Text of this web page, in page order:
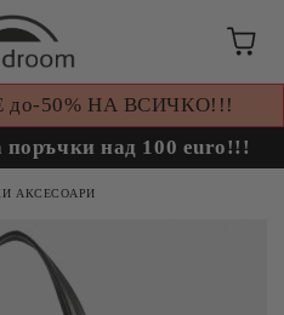
50% НА ВСИЧКО!!!
поръчки над 100 euro!!!
АКСЕСОАРИ